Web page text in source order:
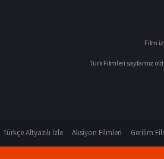
Film
Türk Filmleri sayfamız
Türkçe Altyazılı İzle Aksiyon Filmleri Gerilim